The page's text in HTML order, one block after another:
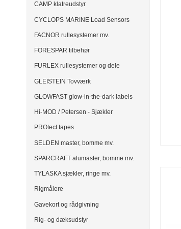
CAMP klatreudstyr
CYCLOPS MARINE Load Sensors
FACNOR rullesystemer mv.
FORESPAR tilbehør
FURLEX rullesystemer og dele
GLEISTEIN Tovværk
GLOWFAST glow-in-the-dark labels
Hi-MOD / Petersen - Sjækler
PROtect tapes
SELDEN master, bomme mv.
SPARCRAFT alumaster, bomme mv.
TYLASKA sjækler, ringe mv.
Rigmålere
Gavekort og rådgivning
Rig- og dæksudstyr